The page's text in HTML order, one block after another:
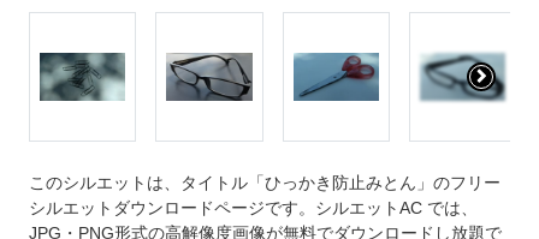
このシルエットは、タイトル「ひっかき防止みとん」のフリー
シルエットダウンロードページです。シルエットAC では、
JPG・PNG形式の高解像度画像が無料でダウンロードし放題で